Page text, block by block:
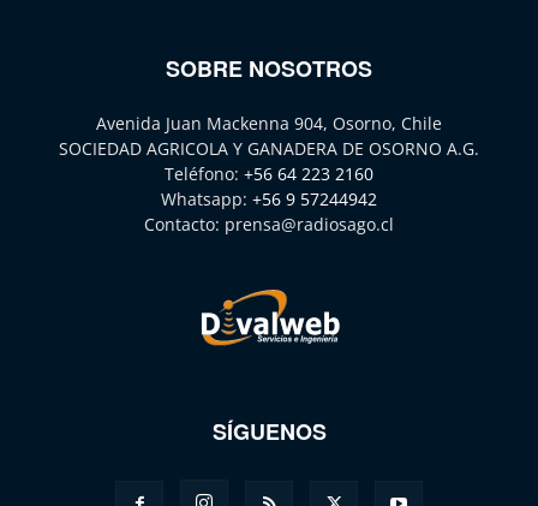
SOBRE NOSOTROS
Avenida Juan Mackenna 904, Osorno, Chile
SOCIEDAD AGRICOLA Y GANADERA DE OSORNO A.G.
Teléfono: +56 64 223 2160
Whatsapp: +56 9 57244942
Contacto: prensa@radiosago.cl
SÍGUENOS